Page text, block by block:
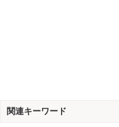
関連キーワード